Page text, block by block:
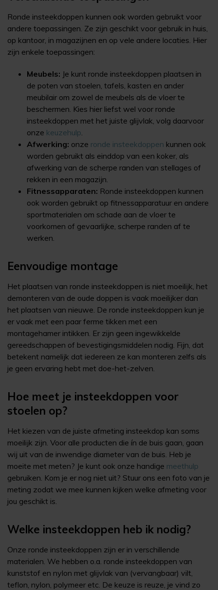
Ronde insteekdoppen kunnen ook worden gebruikt voor
andere toepassingen. Ze zijn geschikt voor gebruik in huis,
op kantoor, in magazijnen en op vele andere locaties. Hier
zijn enkele toepassingen:
Meubels: Je kunt ronde insteekdoppen plaatsen in
de poten van stoelen, tafels, kasten en ander
meubilair om zowel de meubels als de vloer te
beschermen. Kies hier liefst wel voor ronde
insteekdoppen met het juiste glijvlak, volg daarvoor
onze keuzehulp.
Afwerking: onze ronde insteekdoppen kunnen ook
worden gebruikt als einddop van een koker, als
afwerking van de scherpe randen van stellages of
rekken in een magazijn.
Fitnessapparaten: Ronde insteekdoppen kunnen
ook worden gebruikt op fitnessapparatuur en andere
sportmaterialen om schade aan de vloer te
voorkomen of gevaarlijke, scherpe randen af te
werken.
Eenvoudige montage
Het plaatsen van ronde insteekdoppen is niet moeilijk, het
demonteren van de oude doppen is vaak moeilijker dan
het plaatsen van nieuwe. De ronde insteekdoppen kun je
er vaak met een paar ferme tikken met een
montagehamer intikken. Er zijn geen ingewikkelde
gereedschappen of bevestigingsmiddelen nodig. Fijn, dat
betekent namelijk dat iedereen ze kan monteren zelfs als
je geen ervaring hebt met doe-het-zelven.
Hoe meet je insteekdoppen voor
stoelen op?
Het kiezen van de juiste afmeting insteekdop kan soms
moeilijk zijn. Voor alle producten die ín de buis gaan, gaan
wij uit van de inwendige diameter van de buis. Heb je
moeite met meten? Je kunt ook onze handige meethulp
gebruiken. Kom je er nog niet uit? Stuur ons een foto van je
meting zodat we mee kunnen kijken welke afmeting voor
jou geschikt is.
Welke insteekdoppen heb ik nodig?
Onze ronde insteekdoppen zijn er in verschillende
materialen. We hebben o.a. ronde insteekdoppen van
kunststof en nylon met glijvlak van (vervangbaar) vilt,
teflon, nylon, polymeer etc. De keuze is reuze, je vind zo